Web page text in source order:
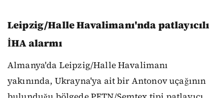
Leipzig/Halle Havalimanı'nda patlayıcılı
İHA alarmı
Almanya'da Leipzig/Halle Havalimanı
yakınında, Ukrayna'ya ait bir Antonov uçağının